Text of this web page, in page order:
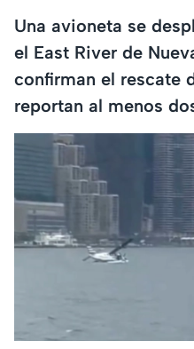
Una avioneta se
el East River de
confirman el rescate
reportan al menos